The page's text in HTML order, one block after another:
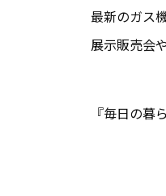
最新のガス
展示販売会
『毎日の
皆さ